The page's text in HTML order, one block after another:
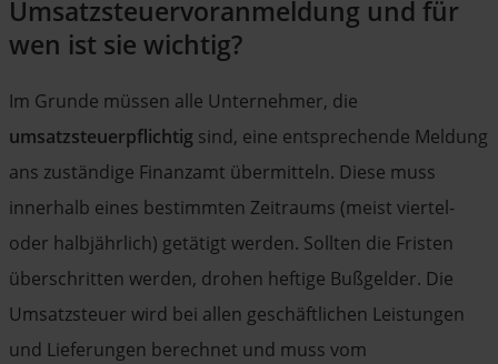
Umsatzsteuervoranmeldung und für
wen ist sie wichtig?
Im Grunde müssen alle Unternehmer, die
umsatzsteuerpflichtig sind, eine entsprechende Meldung
ans zuständige Finanzamt übermitteln. Diese muss
innerhalb eines bestimmten Zeitraums (meist viertel-
oder halbjährlich) getätigt werden. Sollten die Fristen
überschritten werden, drohen heftige Bußgelder. Die
Umsatzsteuer wird bei allen geschäftlichen Leistungen
und Lieferungen berechnet und muss vom